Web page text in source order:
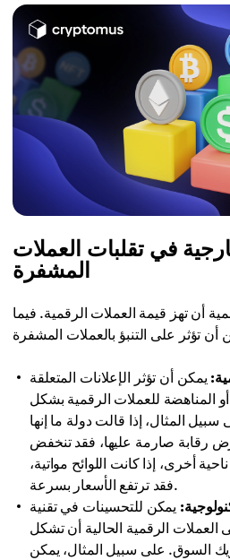
في تقلبات العملات
المشفرة
أن تهز قيمة العملات الرقمية. فيما
يمكن أن تؤثر الإعلانات المتعلقة
أو المناهضة للعملات الرقمية بشكل
المثال، إذا قالت دولة ما إنها
رقابة صارمة عليها، فقد تنخفض
أخرى، إذا كانت اللوائح مواتية،
فقد ترتفع الأسعار بسرعة.
يمكن للتحسينات في تقنية blockchain
العملات الرقمية الحالية أن تشكل
السوق. على سبيل المثال، يمكن